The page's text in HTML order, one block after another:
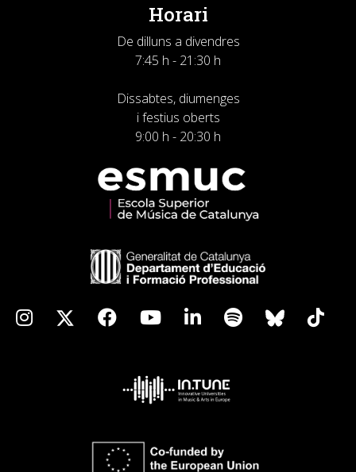
Horari
De dilluns a divendres
7:45 h - 21:30 h
Dissabtes, diumenges
i festius oberts
9:00 h - 20:30 h